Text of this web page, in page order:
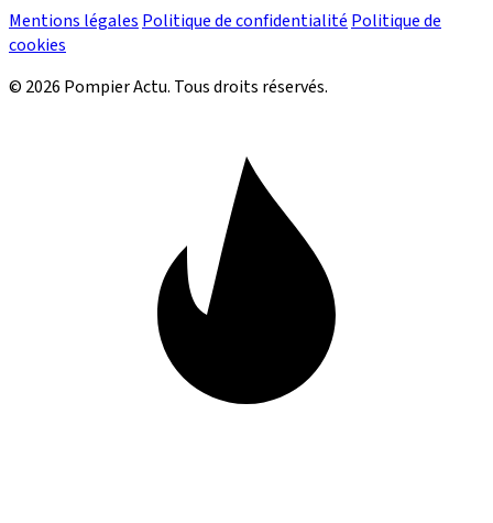
Mentions légales Politique de confidentialité Politique de
cookies
© 2026 Pompier Actu. Tous droits réservés.